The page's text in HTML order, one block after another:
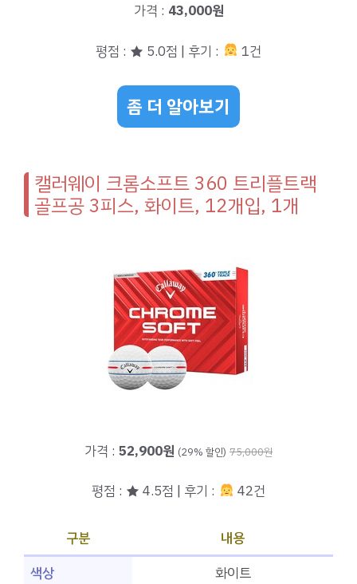
가격 : 43,000원
평점 : ★ 5.0점 | 후기 : 1건
좀 더 알아보기
캘러웨이 크롬소프트 360 트리플트랙
골프공 3피스, 화이트, 12개입, 1개
가격 : 52,900원 (29% 할인) 75,000원
평점 : ★ 4.5점 | 후기 : 42건
구분
내용
색상
화이트